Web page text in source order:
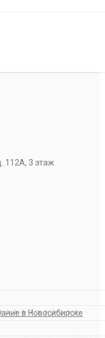
112А, 3 этаж
в Новосибирске